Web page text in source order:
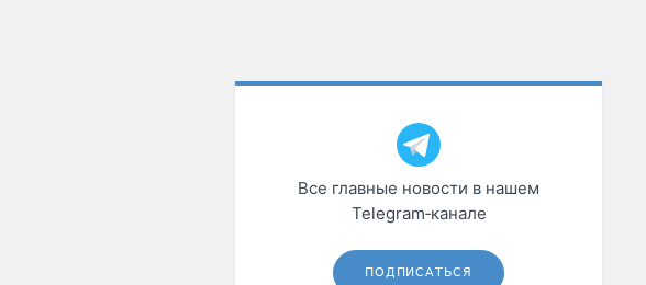
Все главные новости в нашем
Telegram‑канале
ПОДПИСАТЬСЯ